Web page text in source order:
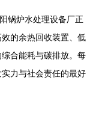
锅炉水处理设备厂正
的余热回收装置、低
合能耗与碳排放。每
力与社会责任的最好